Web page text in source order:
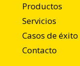
Productos
Servicios
Casos de éxito
Contacto